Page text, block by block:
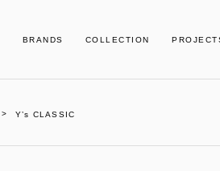
BRANDS COLLECTION
Y’s CLASSIC